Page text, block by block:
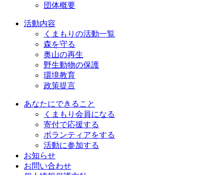
団体概要
活動内容
くまもりの活動一覧
森を守る
奥山の再生
野生動物の保護
環境教育
政策提言
あなたにできること
くまもり会員になる
寄付で応援する
ボランティアをする
活動に参加する
お知らせ
お問い合わせ